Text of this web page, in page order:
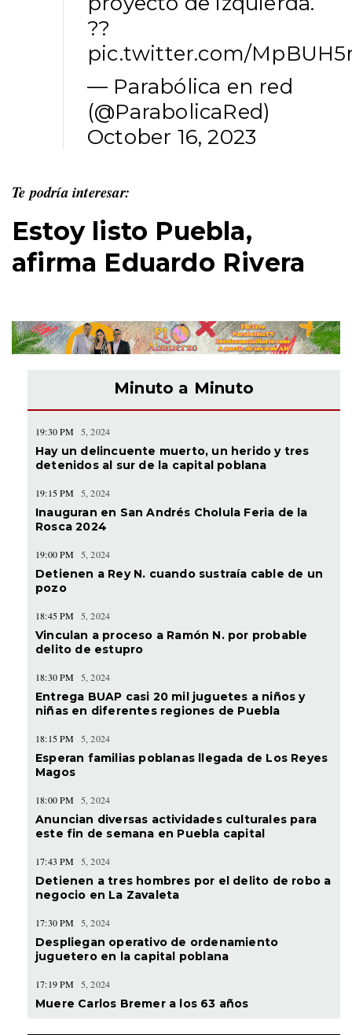
??
pic.twitter.com/
— Parabólica en red
(@ParabolicaRed)
October 16, 2023
Te podría interesar:
Estoy listo Puebla,
afirma Eduardo Rivera
Minuto a Minuto
19:30 PM 5, 2024
Hay un delincuente muerto, un herido y tres
detenidos al sur de la capital poblana
19:15 PM 5, 2024
Inauguran en San Andrés Cholula Feria de la
Rosca 2024
19:00 PM 5, 2024
Detienen a Rey N. cuando sustraía cable de un
pozo
18:45 PM 5, 2024
Vinculan a proceso a Ramón N. por probable
delito de estupro
18:30 PM 5, 2024
Entrega BUAP casi 20 mil juguetes a niños y
niñas en diferentes regiones de Puebla
18:15 PM 5, 2024
Esperan familias poblanas llegada de Los Reyes
Magos
18:00 PM 5, 2024
Anuncian diversas actividades culturales para
este fin de semana en Puebla capital
17:43 PM 5, 2024
Detienen a tres hombres por el delito de robo a
negocio en La Zavaleta
17:30 PM 5, 2024
Despliegan operativo de ordenamiento
juguetero en la capital poblana
17:19 PM 5, 2024
Muere Carlos Bremer a los 63 años